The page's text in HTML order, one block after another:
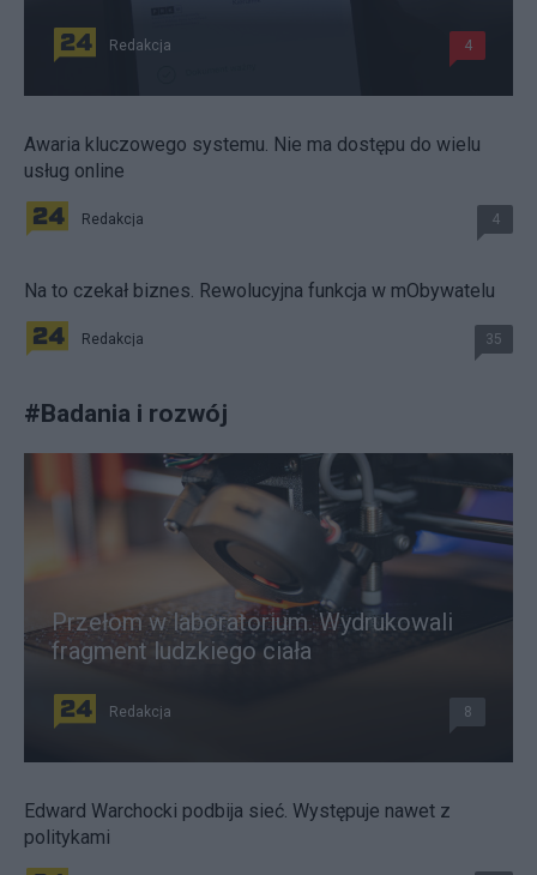
Redakcja 4
Awaria kluczowego systemu. Nie ma dostępu do wielu
usług online
Redakcja 4
Na to czekał biznes. Rewolucyjna funkcja w mObywatelu
Redakcja 35
#Badania i rozwój
Przełom w laboratorium. Wydrukowali
fragment ludzkiego ciała
Redakcja 8
Edward Warchocki podbija sieć. Występuje nawet z
politykami